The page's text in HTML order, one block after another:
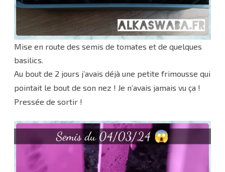
Mise en route des semis de tomates et de quelques
basilics.
Au bout de 2 jours j’avais déjà une petite frimousse qui
pointait le bout de son nez ! Je n’avais jamais vu ça !
Pressée de sortir !